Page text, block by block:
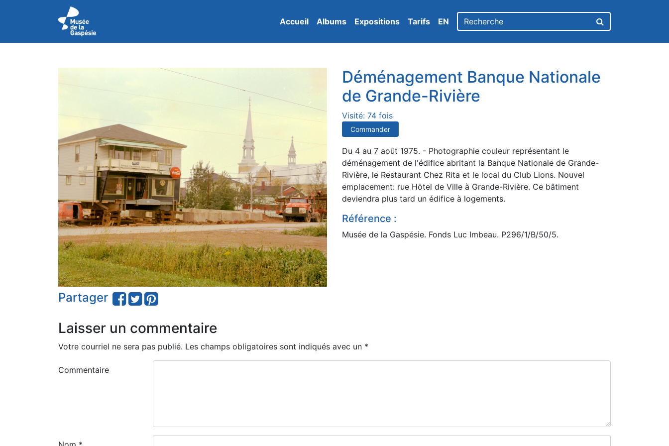
Accueil Albums Expositions Tarifs EN
Partager
Déménagement Banque Nationale
de Grande-Rivière
Visité: 74 fois
Commander
Du 4 au 7 août 1975. - Photographie couleur représentant le
déménagement de l'édifice abritant la Banque Nationale de Grande-
Rivière, le Restaurant Chez Rita et le local du Club Lions. Nouvel
emplacement: rue Hötel de Ville à Grande-Rivière. Ce bâtiment
deviendra plus tard un édifice à logements.
Référence :
Musée de la Gaspésie. Fonds Luc Imbeau. P296/1/B/50/5.
Laisser un commentaire
Votre courriel ne sera pas publié. Les champs obligatoires sont indiqués avec un *
Commentaire